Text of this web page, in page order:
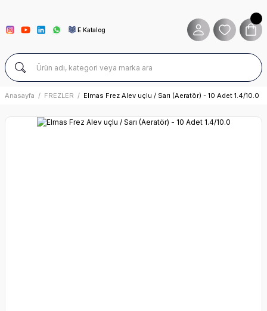
E Katalog
Anasayfa FREZLER Elmas Frez Alev uçlu / Sarı (Aeratör) - 10 Adet 1.4/10.0